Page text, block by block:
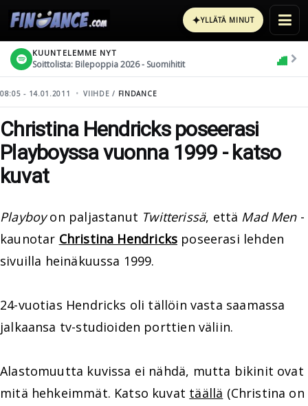
✦YLLÄTÄ MINUT
KUUNTELEMME NYT
Soittolista: Bilepoppia 2026 - Suomihitit
08:05 - 14.01.2011 VIIHDE / FINDANCE
Christina Hendricks poseerasi
Playboyssa vuonna 1999 - katso
kuvat
Playboyon paljastanut Twitterissä, että Mad Men-
kaunotar Christina Hendricks poseerasi lehden
sivuilla heinäkuussa 1999.
24-vuotias Hendricks oli tällöin vasta saamassa
jalkaansa tv-studioiden porttien väliin.
Alastomuutta kuvissa ei nähdä, mutta bikinit ovat
mitä hehkeimmät. Katso kuvat täällä (Christina on